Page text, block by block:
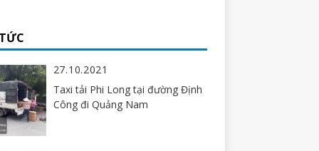
27.10.2021
Taxi tải Phi Long tại đường Định
Công đi Quảng Nam